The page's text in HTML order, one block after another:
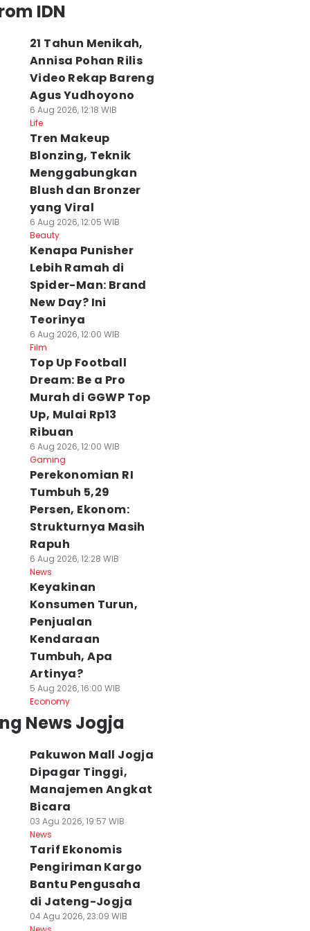
IDN
21 Tahun Menikah,
Annisa Pohan Rilis
Video Rekap Bareng
Agus Yudhoyono
6 Aug 2026, 12:18 WIB
Life
Tren Makeup
Blonzing, Teknik
Menggabungkan
Blush dan Bronzer
yang Viral
6 Aug 2026, 12:05 WIB
Beauty
Kenapa Punisher
Lebih Ramah di
Spider-Man: Brand
New Day? Ini
Teorinya
6 Aug 2026, 12:00 WIB
Film
Top Up Football
Dream: Be a Pro
Murah di GGWP Top
Up, Mulai Rp13
Ribuan
6 Aug 2026, 12:00 WIB
Gaming
Perekonomian RI
Tumbuh 5,29
Persen, Ekonom:
Strukturnya Masih
Rapuh
6 Aug 2026, 12:28 WIB
News
Keyakinan
Konsumen Turun,
Penjualan
Kendaraan
Tumbuh, Apa
Artinya?
5 Aug 2026, 16:00 WIB
Economy
News Jogja
Pakuwon Mall Jogja
Dipagar Tinggi,
Manajemen Angkat
Bicara
03 Agu 2026, 19:57 WIB
News
Tarif Ekonomis
Pengiriman Kargo
Bantu Pengusaha
di Jateng-Jogja
04 Agu 2026, 23:09 WIB